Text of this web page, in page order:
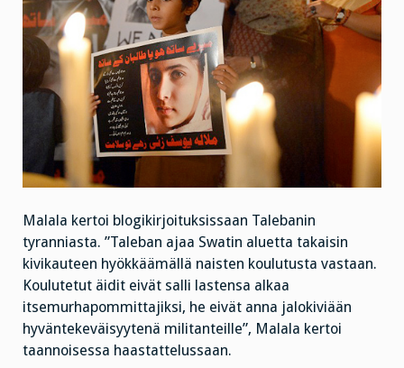
Malala kertoi blogikirjoituksissaan Talebanin
tyranniasta. ”Taleban ajaa Swatin aluetta takaisin
kivikauteen hyökkäämällä naisten koulutusta vastaan.
Koulutetut äidit eivät salli lastensa alkaa
itsemurhapommittajiksi, he eivät anna jalokiviään
hyväntekeväisyytenä militanteille”, Malala kertoi
taannoisessa haastattelussaan.